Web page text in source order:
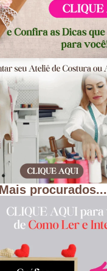
Mais procurados...